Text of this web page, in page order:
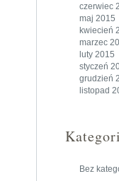
czerwiec
maj 2015
kwiecień
marzec
luty 2015
styczeń
grudzień
listopad
Bez